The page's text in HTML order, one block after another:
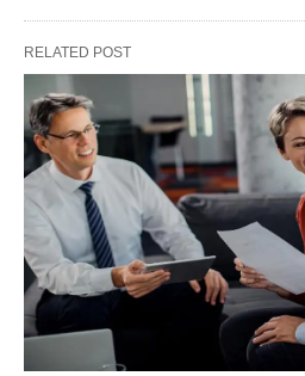
RELATED POST